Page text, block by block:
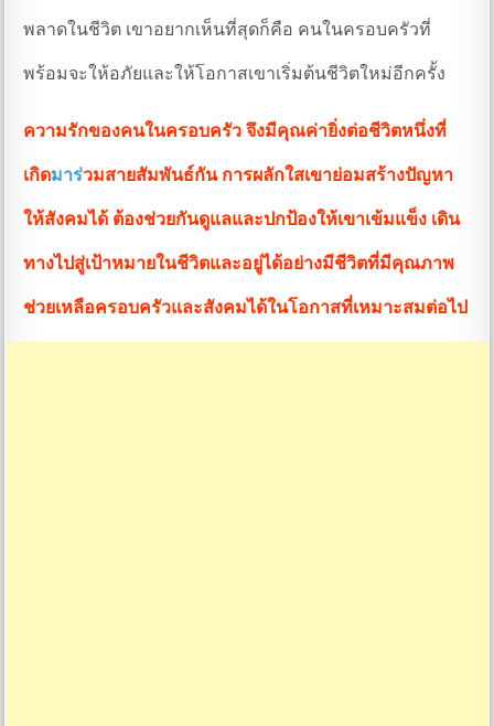
พลาดในชีวิต เขาอยากเห็นที่สุดก็คือ คนในครอบครัวที่
พร้อมจะให้อภัยและให้โอกาสเขาเริ่มต้นชีวิตใหม่อีกครั้ง
ความรักของคนในครอบครัว จึงมีคุณค่ายิ่งต่อชีวิตหนึ่งที่
เกิดมาร่วมสายสัมพันธ์กัน การผลักใสเขาย่อมสร้างปัญหา
ให้สังคมได้ ต้องช่วยกันดูแลและปกป้องให้เขาเข้มแข็ง เดิน
ทางไปสู่เป้าหมายในชีวิตและอยู่ได้อย่างมีชีวิตที่มีคุณภาพ
ช่วยเหลือครอบครัวและสังคมได้ในโอกาสที่เหมาะสมต่อไป